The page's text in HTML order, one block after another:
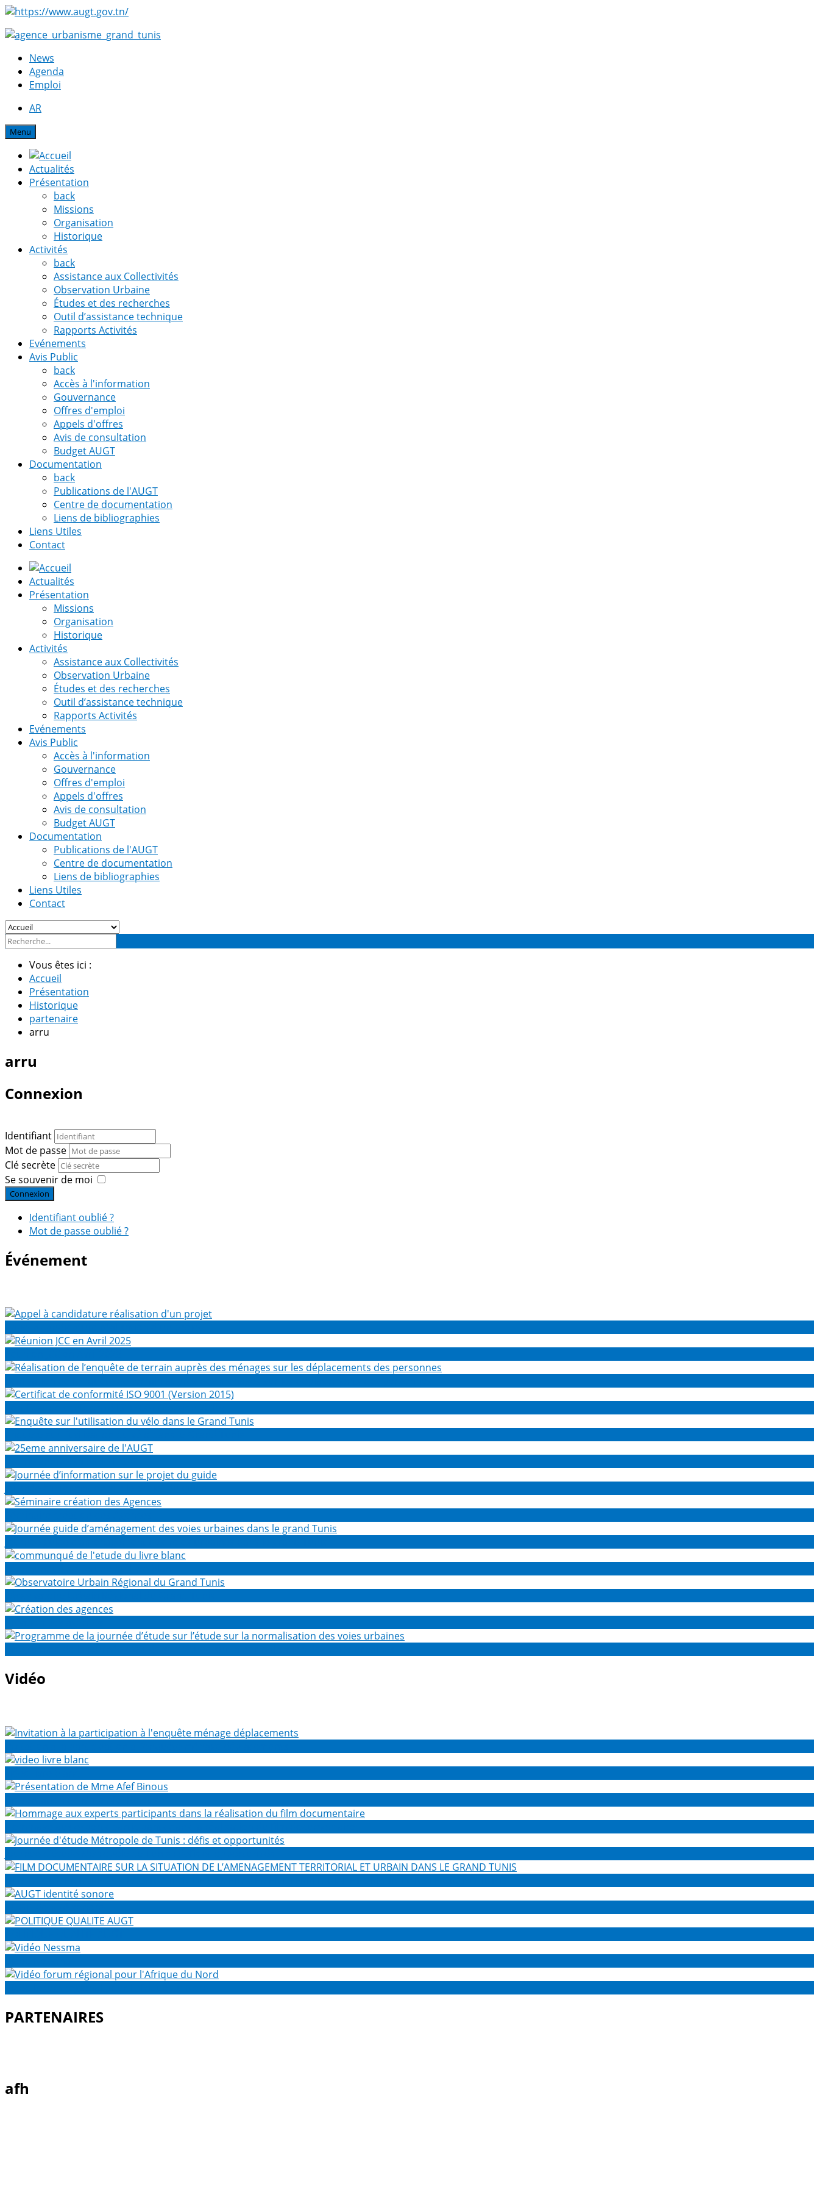
News
Agenda
Emploi
AR
Menu
Actualités
Présentation
back
Missions
Organisation
Historique
Activités
back
Assistance aux Collectivités
Observation Urbaine
Études et des recherches
Outil d’assistance technique
Rapports Activités
Evénements
Avis Public
back
Accès à l'information
Gouvernance
Offres d'emploi
Appels d'offres
Avis de consultation
Budget AUGT
Documentation
back
Publications de l'AUGT
Centre de documentation
Liens de bibliographies
Liens Utiles
Contact
Actualités
Présentation
Missions
Organisation
Historique
Activités
Assistance aux Collectivités
Observation Urbaine
Études et des recherches
Outil d’assistance technique
Rapports Activités
Evénements
Avis Public
Accès à l'information
Gouvernance
Offres d'emploi
Appels d'offres
Avis de consultation
Budget AUGT
Documentation
Publications de l'AUGT
Centre de documentation
Liens de bibliographies
Liens Utiles
Contact
Vous êtes ici :
Accueil
Présentation
Historique
partenaire
arru
arru
Connexion
Identifiant
Mot de passe
Clé secrète
Se souvenir de moi
Connexion
Identifiant oublié ?
Mot de passe oublié ?
Événement
Vidéo
PARTENAIRES
afh